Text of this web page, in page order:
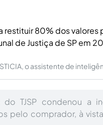
restituir 80% dos valores
de Justiça de SP em
o assistente de
TJSP condenou a
pelo comprador, à